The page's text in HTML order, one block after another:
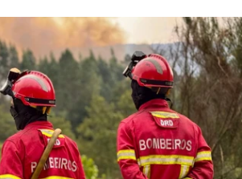
ESTÁ NESTE
"de uma enorme gravidade" a
da Repúblicade enviar para
o decreto sobre retorno